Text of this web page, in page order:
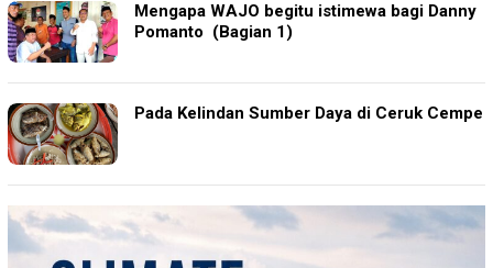
Mengapa WAJO begitu istimewa bagi Danny
Pomanto (Bagian 1)
Pada Kelindan Sumber Daya di Ceruk Cempe